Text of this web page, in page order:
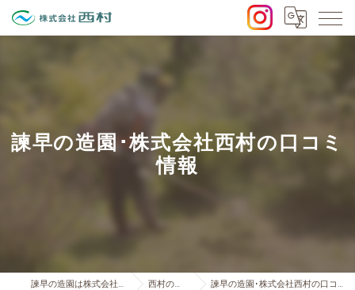
諫早の造園･株式会社西村の口コミ
情報
諫早の造園は株式会社西村 西村の強み 諫早の造園･株式会社西村の口コミ情報